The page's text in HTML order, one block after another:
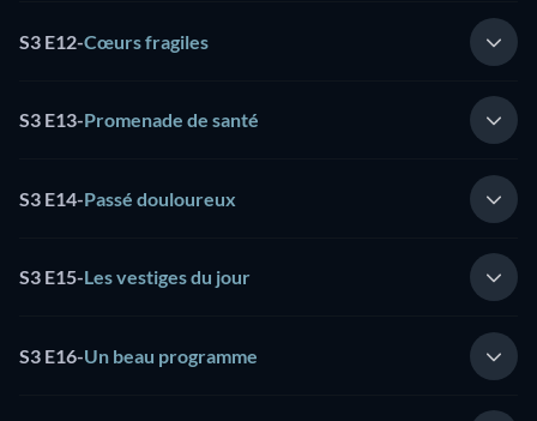
S3 E12-Cœurs fragiles
S3 E13-Promenade de santé
S3 E14-Passé douloureux
S3 E15-Les vestiges du jour
S3 E16-Un beau programme